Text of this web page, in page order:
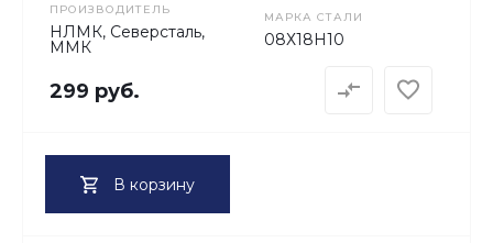
ПРОИЗВОДИТЕЛЬ
НЛМК, Северсталь,
ММК
МАРКА СТАЛИ
08Х18H10
299 руб.
В корзину